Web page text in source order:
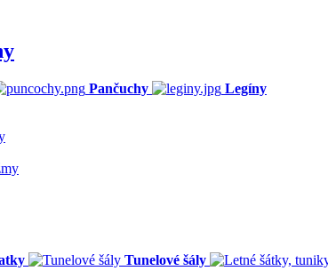
Pančuchy
Legíny
Tunelové šály